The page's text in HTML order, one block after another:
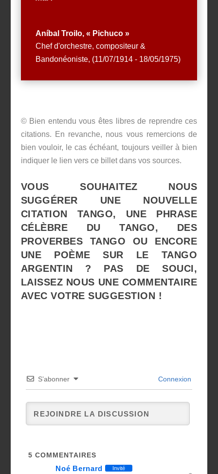
Aníbal Troilo, « Pichuco »
Chef d'orchestre, compositeur &
Bandonéoniste, (11/07/1914 - 18/05/1975)
© Bien entendu vous êtes libres de reprendre ces
citations. En revanche, nous vous remercions de
bien vouloir, le cas échéant, toujours veiller à bien
indiquer le lien vers ce billet dans vos sources.
VOUS SOUHAITEZ NOUS
SUGGÉRER UNE NOUVELLE
CITATION TANGO, UNE PHRASE
CÉLÈBRE DU TANGO, DES
PROVERBES TANGO OU ENCORE
UNE POÈME SUR LE TANGO
ARGENTIN ? PAS DE SOUCI,
LAISSEZ NOUS UNE COMMENTAIRE
AVEC VOTRE SUGGESTION !
S’abonner Connexion
5 COMMENTAIRES
Noé Bernard Invité